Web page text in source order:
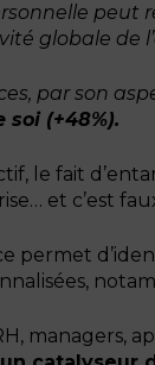
peut
globale de
par son
soi (+48%).
le fait
et c’est
permet
managers,